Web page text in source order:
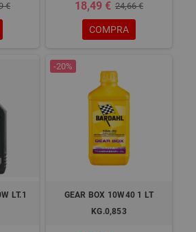
€ 18,49 € 24,66 €
COMPRA
LT.1
-20%
GEAR BOX 10W40 1 LT
KG.0,853